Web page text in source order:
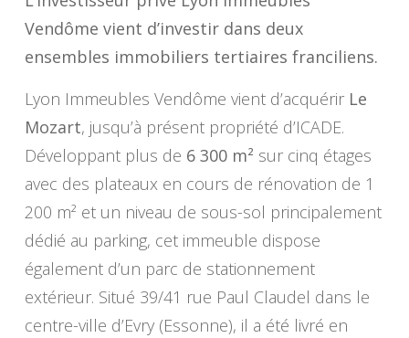
Vendôme vient d’investir dans deux
ensembles immobiliers tertiaires franciliens.
Lyon Immeubles Vendôme vient d’acquérir Le
Mozart, jusqu’à présent propriété d’ICADE.
Développant plus de 6 300 m² sur cinq étages
avec des plateaux en cours de rénovation de 1
200 m² et un niveau de sous-sol principalement
dédié au parking, cet immeuble dispose
également d’un parc de stationnement
extérieur. Situé 39/41 rue Paul Claudel dans le
centre-ville d’Evry (Essonne), il a été livré en